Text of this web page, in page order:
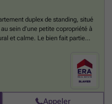
duplex de standing, situé
sein d’une petite copropriété à
et calme. Le bien fait partie
d’une très grande pièce de vie
salon, la salle à manger et la
premier niveau du duplex se
salles de bains. À l’étage
chambre, d’un grand
Appeler